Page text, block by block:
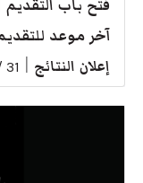
آخر موعد
إعلان النتائج 31 / 8 / 2026